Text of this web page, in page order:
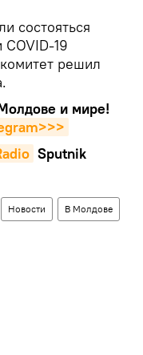
состояться
19
решил
и мире!
Sputnik
Новости В Молдове